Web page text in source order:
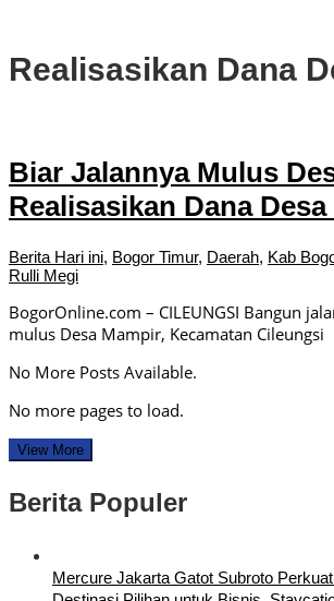
Realisasikan Dana
Biar Jalannya Mulus
Realisasikan Dana Desa
Berita Hari ini, Bogor Timur, Daerah, Kab
Rulli Megi
BogorOnline.com – CILEUNGSI Bangun
mulus Desa Mampir, Kecamatan Cileungsi
No More Posts Available.
No more pages to load.
View More
Berita Populer
Mercure Jakarta Gatot Subroto